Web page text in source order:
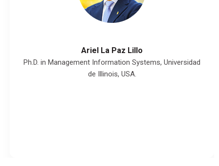
Ariel La Paz Lillo
Ph.D. in Management Information Systems, Universidad
de Illinois, USA.